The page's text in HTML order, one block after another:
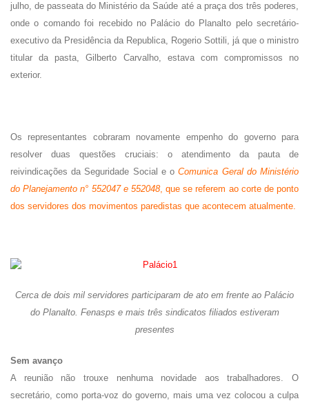
julho, de passeata do Ministério da Saúde até a praça dos três poderes,
onde o comando foi recebido no Palácio do Planalto pelo secretário-
executivo da Presidência da Republica, Rogerio Sottili, já que o ministro
titular da pasta, Gilberto Carvalho, estava com compromissos no
exterior.
Os representantes cobraram novamente empenho do governo para
resolver duas questões cruciais: o atendimento da pauta de
reivindicações da Seguridade Social e oComunica Geral do Ministério
do Planejamento n° 552047 e 552048, que se referem ao corte de ponto
dos servidores dos movimentos paredistas que acontecem atualmente.
Cerca de dois mil servidores participaram de ato em frente ao Palácio
do Planalto. Fenasps e mais três sindicatos filiados estiveram
presentes
Sem avanço
A reunião não trouxe nenhuma novidade aos trabalhadores. O
secretário, como porta-voz do governo, mais uma vez colocou a culpa